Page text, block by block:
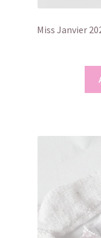
Miss Janvier